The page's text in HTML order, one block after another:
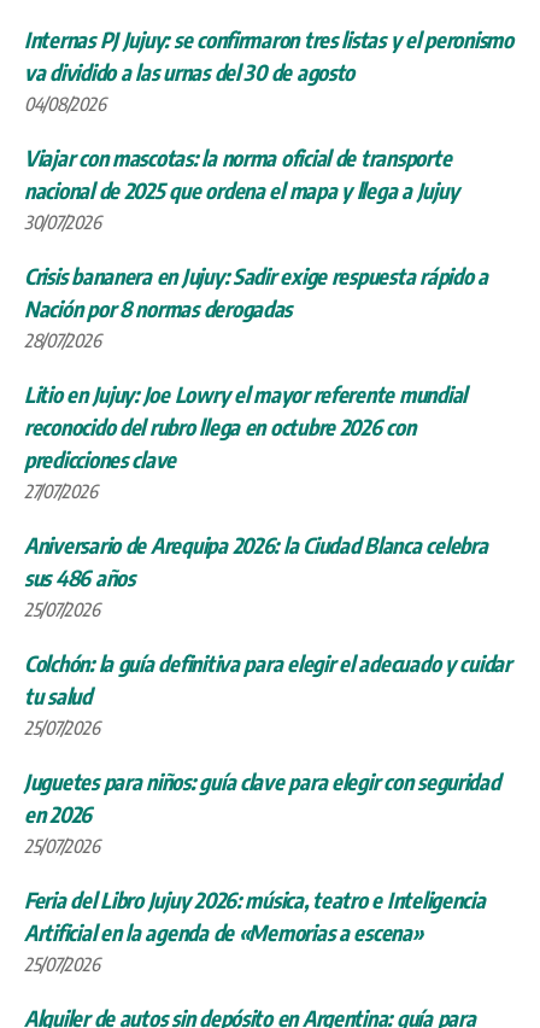
Internas PJ Jujuy: se confirmaron tres listas y el peronismo
va dividido a las urnas del 30 de agosto
04/08/2026
Viajar con mascotas: la norma oficial de transporte
nacional de 2025 que ordena el mapa y llega a Jujuy
30/07/2026
Crisis bananera en Jujuy: Sadir exige respuesta rápido a
Nación por 8 normas derogadas
28/07/2026
Litio en Jujuy: Joe Lowry el mayor referente mundial
reconocido del rubro llega en octubre 2026 con
predicciones clave
27/07/2026
Aniversario de Arequipa 2026: la Ciudad Blanca celebra
sus 486 años
25/07/2026
Colchón: la guía definitiva para elegir el adecuado y cuidar
tu salud
25/07/2026
Juguetes para niños: guía clave para elegir con seguridad
en 2026
25/07/2026
Feria del Libro Jujuy 2026: música, teatro e Inteligencia
Artificial en la agenda de «Memorias a escena»
25/07/2026
Alquiler de autos sin depósito en Argentina: guía para